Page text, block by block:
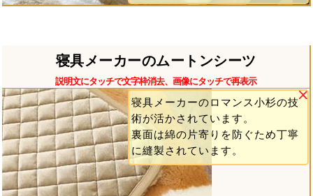
寝具メーカーのムートンシーツ
説明文にタッチで文字枠消去、画像にタッチで再表示
寝具メーカーのロマンス小杉の技
術が活かされています。
裏面は綿の片寄りを防ぐため丁寧
に縫製されています。